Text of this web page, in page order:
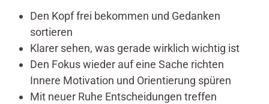
Den Kopf frei bekommen und Gedanken
sortieren
Klarer sehen, was gerade wirklich wichtig ist
Den Fokus wieder auf eine Sache richten
Innere Motivation und Orientierung spüren
Mit neuer Ruhe Entscheidungen treffen